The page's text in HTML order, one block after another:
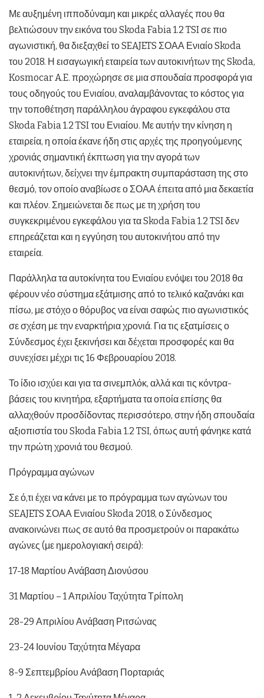
Με αυξημένη ιπποδύναμη και μικρές αλλαγές που θα
βελτιώσουν την εικόνα του Skoda Fabia 1.2 TSI σε πιο
αγωνιστική, θα διεξαχθεί το SEAJETS ΣΟΑΑ Ενιαίο Skoda
του 2018. Η εισαγωγική εταιρεία των αυτοκινήτων της Skoda,
Kosmocar A.E. προχώρησε σε μια σπουδαία προσφορά για
τους οδηγούς του Ενιαίου, αναλαμβάνοντας το κόστος για
την τοποθέτηση παράλληλου άγραφου εγκεφάλου στα
Skoda Fabia 1.2 TSI του Ενιαίου. Με αυτήν την κίνηση η
εταιρεία, η οποία έκανε ήδη στις αρχές της προηγούμενης
χρονιάς σημαντική έκπτωση για την αγορά των
αυτοκινήτων, δείχνει την έμπρακτη συμπαράσταση της στο
θεσμό, τον οποίο αναβίωσε ο ΣΟΑΑ έπειτα από μια δεκαετία
και πλέον. Σημειώνεται δε πως με τη χρήση του
συγκεκριμένου εγκεφάλου για τα Skoda Fabia 1.2 TSI δεν
επηρεάζεται και η εγγύηση του αυτοκινήτου από την
εταιρεία.
Παράλληλα τα αυτοκίνητα του Ενιαίου ενόψει του 2018 θα
φέρουν νέο σύστημα εξάτμισης από το τελικό καζανάκι και
πίσω, με στόχο ο θόρυβος να είναι σαφώς πιο αγωνιστικός
σε σχέση με την εναρκτήρια χρονιά. Για τις εξατμίσεις ο
Σύνδεσμος έχει ξεκινήσει και δέχεται προσφορές και θα
συνεχίσει μέχρι τις 16 Φεβρουαρίου 2018.
Το ίδιο ισχύει και για τα σινεμπλόκ, αλλά και τις κόντρα-
βάσεις του κινητήρα, εξαρτήματα τα οποία επίσης θα
αλλαχθούν προσδίδοντας περισσότερο, στην ήδη σπουδαία
αξιοπιστία του Skoda Fabia 1.2 TSI, όπως αυτή φάνηκε κατά
την πρώτη χρονιά του θεσμού.
Πρόγραμμα αγώνων
Σε ό,τι έχει να κάνει με το πρόγραμμα των αγώνων του
SEAJETS ΣΟΑΑ Ενιαίου Skoda 2018, ο Σύνδεσμος
ανακοινώνει πως σε αυτό θα προσμετρούν οι παρακάτω
αγώνες (με ημερολογιακή σειρά):
17-18 Μαρτίου Ανάβαση Διονύσου
31 Μαρτίου – 1 Απριλίου Ταχύτητα Τρίπολη
28-29 Απριλίου Ανάβαση Ριτσώνας
23-24 Ιουνίου Ταχύτητα Μέγαρα
8-9 Σεπτεμβρίου Ανάβαση Πορταριάς